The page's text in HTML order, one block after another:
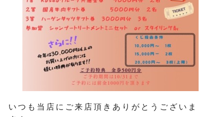
いつも当店にご来店頂きありがとうございま